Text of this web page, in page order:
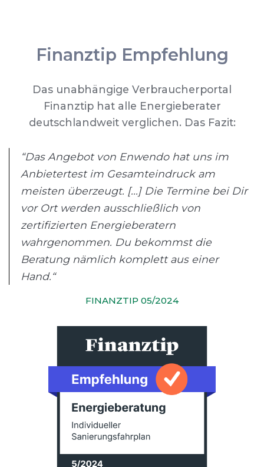
Finanztip Empfehlung
Das unabhängige Verbraucherportal
Finanztip hat alle Energieberater
deutschlandweit verglichen. Das Fazit:
“Das Angebot von Enwendo hat uns im
Anbietertest im Gesamteindruck am
meisten überzeugt. [...] Die Termine bei Dir
vor Ort werden ausschließlich von
zertifizierten Energieberatern
wahrgenommen. Du bekommst die
Beratung nämlich komplett aus einer
Hand.“
FINANZTIP 05/2024